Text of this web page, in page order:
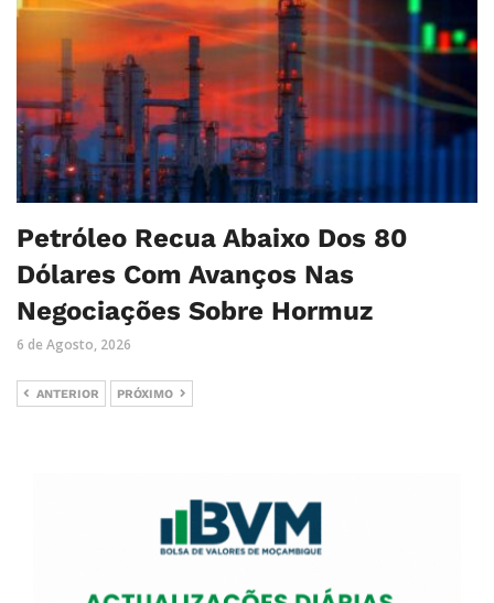
Petróleo Recua Abaixo Dos 80
Dólares Com Avanços Nas
Negociações Sobre Hormuz
6 de Agosto, 2026
ANTERIOR PRÓXIMO